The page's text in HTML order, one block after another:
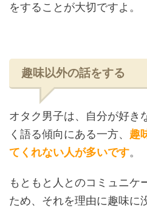
をすることが大切ですよ。
趣味以外の話をする
オタク男子は、自分が好き
く語る傾向にある一方、 趣
てくれない人が多いです。
もともと人とのコミュニケ
ため、それを理由に趣味に